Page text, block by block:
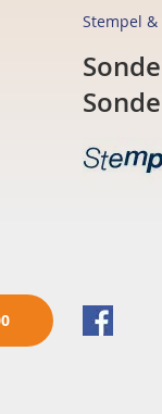
Stempel